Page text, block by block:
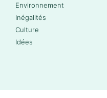
Environnement
Inégalités
Culture
Idées